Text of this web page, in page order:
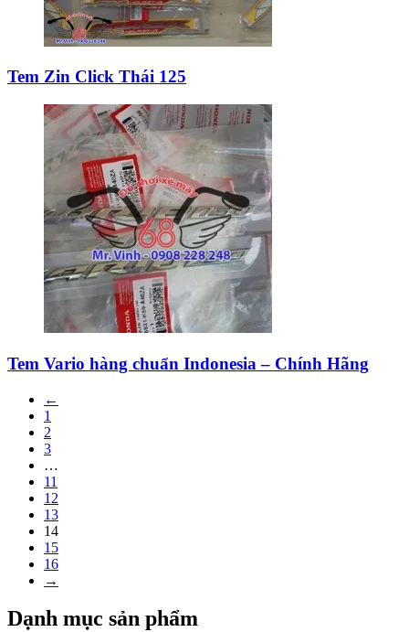
Tem Zin Click Thái 125
Tem Vario hàng chuẩn Indonesia – Chính Hãng
←
1
2
3
…
11
12
13
14
15
16
→
Dạnh mục sản phẩm